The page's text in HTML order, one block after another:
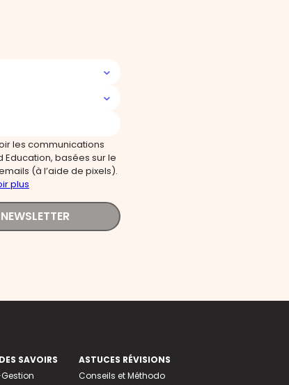
les communications
basées sur le
(à l’aide de pixels).
plus
SAVOIRS
ASTUCES RÉVISIONS
Conseils et Méthodo